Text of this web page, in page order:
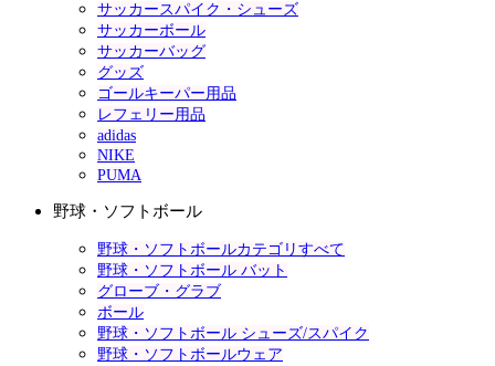
サッカースパイク・シューズ
サッカーボール
サッカーバッグ
グッズ
ゴールキーパー用品
レフェリー用品
adidas
NIKE
PUMA
野球・ソフトボール
野球・ソフトボールカテゴリすべて
野球・ソフトボール バット
グローブ・グラブ
ボール
野球・ソフトボール シューズ/スパイク
野球・ソフトボールウェア